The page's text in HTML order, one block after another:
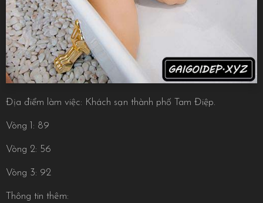
Địa điểm làm việc: Khách sạn thành phố Tam Điệp.
Vòng 1: 89
Vòng 2: 56
Vòng 3: 92
Thông tin thêm: